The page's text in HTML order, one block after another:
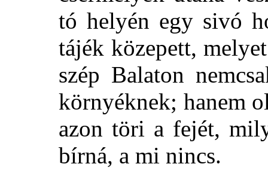
tó helyén egy sivó
tájék közepett,
szép Balaton
környéknek; hanem
azon töri a fejét,
bírná, a mi nincs.